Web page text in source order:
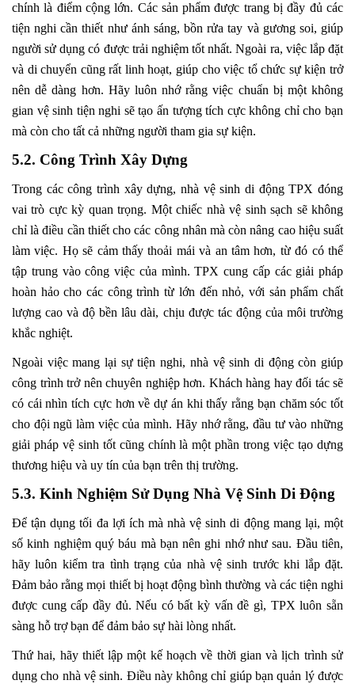
chính là điểm cộng lớn. Các sản phẩm được trang bị đầy đủ các
tiện nghi cần thiết như ánh sáng, bồn rửa tay và gương soi, giúp
người sử dụng có được trải nghiệm tốt nhất. Ngoài ra, việc lắp đặt
và di chuyển cũng rất linh hoạt, giúp cho việc tổ chức sự kiện trở
nên dễ dàng hơn. Hãy luôn nhớ rằng việc chuẩn bị một không
gian vệ sinh tiện nghi sẽ tạo ấn tượng tích cực không chỉ cho bạn
mà còn cho tất cả những người tham gia sự kiện.
5.2. Công Trình Xây Dựng
Trong các công trình xây dựng, nhà vệ sinh di động TPX đóng
vai trò cực kỳ quan trọng. Một chiếc nhà vệ sinh sạch sẽ không
chỉ là điều cần thiết cho các công nhân mà còn nâng cao hiệu suất
làm việc. Họ sẽ cảm thấy thoải mái và an tâm hơn, từ đó có thể
tập trung vào công việc của mình. TPX cung cấp các giải pháp
hoàn hảo cho các công trình từ lớn đến nhỏ, với sản phẩm chất
lượng cao và độ bền lâu dài, chịu được tác động của môi trường
khắc nghiệt.
Ngoài việc mang lại sự tiện nghi, nhà vệ sinh di động còn giúp
công trình trở nên chuyên nghiệp hơn. Khách hàng hay đối tác sẽ
có cái nhìn tích cực hơn về dự án khi thấy rằng bạn chăm sóc tốt
cho đội ngũ làm việc của mình. Hãy nhớ rằng, đầu tư vào những
giải pháp vệ sinh tốt cũng chính là một phần trong việc tạo dựng
thương hiệu và uy tín của bạn trên thị trường.
5.3. Kinh Nghiệm Sử Dụng Nhà Vệ Sinh Di Động
Để tận dụng tối đa lợi ích mà nhà vệ sinh di động mang lại, một
số kinh nghiệm quý báu mà bạn nên ghi nhớ như sau. Đầu tiên,
hãy luôn kiểm tra tình trạng của nhà vệ sinh trước khi lắp đặt.
Đảm bảo rằng mọi thiết bị hoạt động bình thường và các tiện nghi
được cung cấp đầy đủ. Nếu có bất kỳ vấn đề gì, TPX luôn sẵn
sàng hỗ trợ bạn để đảm bảo sự hài lòng nhất.
Thứ hai, hãy thiết lập một kế hoạch về thời gian và lịch trình sử
dụng cho nhà vệ sinh. Điều này không chỉ giúp bạn quản lý được